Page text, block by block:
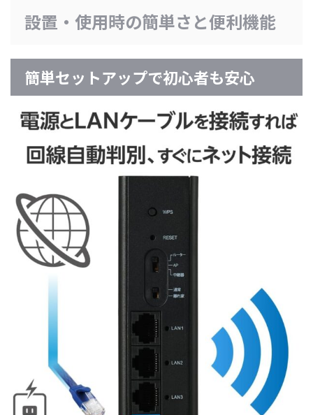
設置・使用時の簡単さと便利機能
簡単セットアップで初心者も安心